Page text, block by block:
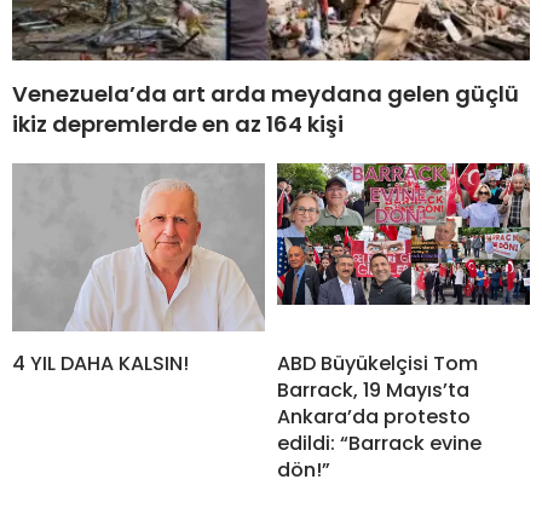
Venezuela’da art arda meydana gelen güçlü
ikiz depremlerde en az 164 kişi
4 YIL DAHA KALSIN!
ABD Büyükelçisi Tom
Barrack, 19 Mayıs’ta
Ankara’da protesto
edildi: “Barrack evine
dön!”